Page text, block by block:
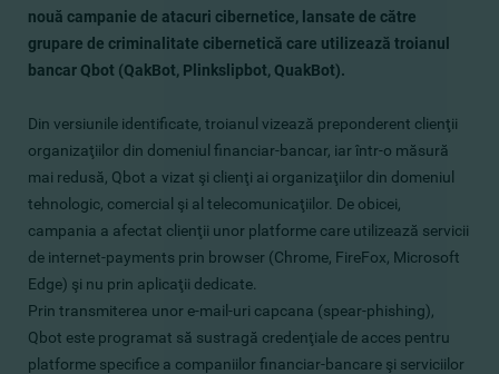
nouă campanie de atacuri cibernetice, lansate de către
grupare de criminalitate cibernetică care utilizează troianul
bancar Qbot (QakBot, Plinkslipbot, QuakBot).
Din versiunile identificate, troianul vizează preponderent clienţii
organizaţiilor din domeniul financiar-bancar, iar într-o măsură
mai redusă, Qbot a vizat şi clienţi ai organizaţiilor din domeniul
tehnologic, comercial şi al telecomunicaţiilor. De obicei,
campania a afectat clienţii unor platforme care utilizează servicii
de internet-payments prin browser (Chrome, FireFox, Microsoft
Edge) şi nu prin aplicaţii dedicate.
Prin transmiterea unor e-mail-uri capcana (spear-phishing),
Qbot este programat să sustragă credenţiale de acces pentru
platforme specifice a companiilor financiar-bancare şi serviciilor